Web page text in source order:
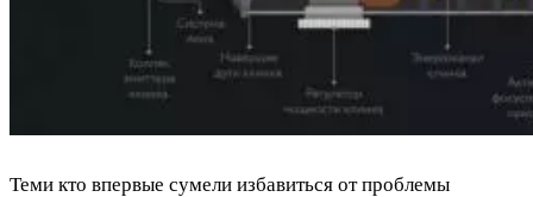
Теми кто впервые сумели избавиться от проблемы